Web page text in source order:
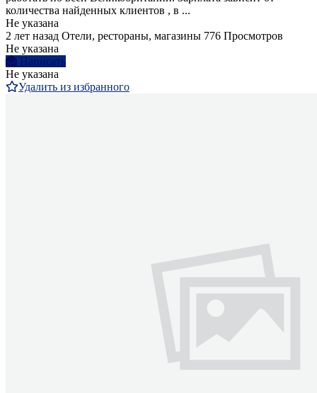
количества найденных клиентов , в ...
Не указана
2 лет назад Отели, рестораны, магазины 776 Просмотров
Не указана
Написать
Не указана
Удалить из избранного